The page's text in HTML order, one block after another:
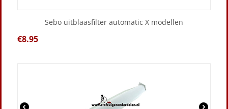
Sebo uitblaasfilter automatic X modellen
€8.95